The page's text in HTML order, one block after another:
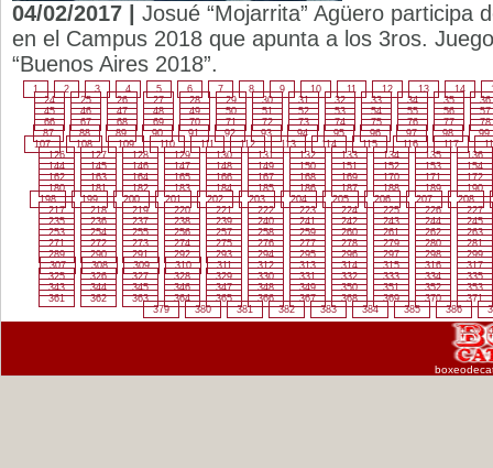
04/02/2017 | Josué “Mojarrita” Agüero participa
en el Campus 2018 que apunta a los 3ros.
“Buenos Aires 2018”.
1 2 3 4 5 6 7 8 9 10 11 12 13 14
24
25 26 27 28 29 30 31 32 33 34 35
36
45
46 47 48 49 50 51 52 53 54 55 56
57
66
67 68 69 70 71 72 73 74 75 76 77
78
87
88 89 90 91 92 93 94 95 96 97 98
99
107
108 109 110 111 112 113 114 115 116 117
126
127 128 129 130 131 132 133 134 135
136
144
145 146 147 148 149 150 151 152 153
154
162
163 164 165 166 167 168 169 170 171
172
180
181 182 183 184 185 186 187 188 189
190
198
199 200 201 202 203 204 205 206 207
208
217
218 219 220 221 222 223 224 225 226
227
235
236 237 238 239 240 241 242 243 244
245
253
254 255 256 257 258 259 260 261 262
263
271
272 273 274 275 276 277 278 279 280
281
289
290 291 292 293 294 295 296 297 298
299
307
308 309 310 311 312 313 314 315 316
317
325
326 327 328 329 330 331 332 333 334
335
343
344 345 346 347 348 349 350 351 352
353
361
362 363 364 365 366 367 368 369 370
371
379
380 381 382 383 384 385 386